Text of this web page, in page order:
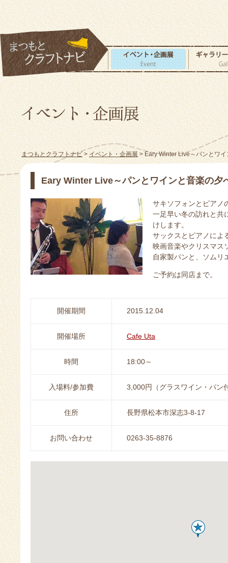
まつもとクラフトナビ>イベント・企画展> Eary Winter Live～パンとワイ
Eary Winter Live～パンとワインと音楽の夕
サキソフォンとピアノ
一足早い冬の訪れと共
けします。
サックスとピアノによ
映画音楽やクリスマ
自家製パンと、ソムリ
ご予約は同店まで。
開催期間 2015.12.04
開催場所 Cafe Uta
時間 18:00～
入場料/参加費 3,000円（グラスワイン・パン
住所 長野県松本市深志3-8-17
お問い合わせ 0263-35-8876